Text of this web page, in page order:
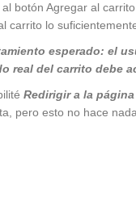
botón Agregar al
carrito lo
esperado: el
real del carrito debe
Redirigir a la
pero esto no hace